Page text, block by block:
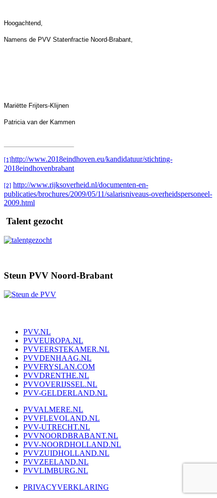
Hoogachtend,
Namens de PVV Statenfractie Noord-Brabant,
Mariëtte Frijters-Klijnen
Patricia van der Kammen
[1]http://www.2018eindhoven.eu/kandidatuur/stichting-
2018eindhovenbrabant
[2] http://www.rijksoverheid.nl/documenten-en-
publicaties/brochures/2009/05/11/salarisniveaus-overheidspersoneel-
2009.html
Talent gezocht
Steun PVV Noord-Brabant
PVV.NL
PVVEUROPA.NL
PVVEERSTEKAMER.NL
PVVDENHAAG.NL
PVVFRYSLAN.COM
PVVDRENTHE.NL
PVVOVERIJSSEL.NL
PVV-GELDERLAND.NL
PVVALMERE.NL
PVVFLEVOLAND.NL
PVV-UTRECHT.NL
PVVNOORDBRABANT.NL
PVV-NOORDHOLLAND.NL
PVVZUIDHOLLAND.NL
PVVZEELAND.NL
PVVLIMBURG.NL
PRIVACYVERKLARING